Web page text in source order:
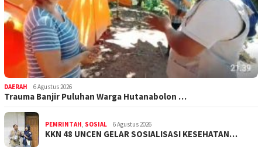
DAERAH 6 Agustus 2026
Trauma Banjir Puluhan Warga Hutanabolon …
PEMRINTAH SOSIAL 6 Agustus 2026
KKN 48 UNCEN GELAR SOSIALISASI KESEHATAN…